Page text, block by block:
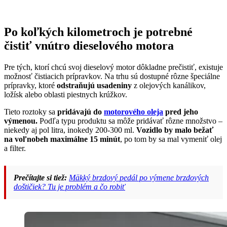
Po koľkých kilometroch je potrebné
čistiť vnútro dieselového motora
Pre tých, ktorí chcú svoj dieselový motor dôkladne prečistiť, existuje
možnosť čistiacich prípravkov. Na trhu sú dostupné rôzne špeciálne
prípravky, ktoré odstraňujú usadeniny z olejových kanálikov,
ložísk alebo oblasti piestnych krúžkov.
Tieto roztoky sa pridávajú do motorového oleja pred jeho
výmenou. Podľa typu produktu sa môže pridávať rôzne množstvo –
niekedy aj pol litra, inokedy 200-300 ml. Vozidlo by malo bežať
na voľnobeh maximálne 15 minút, po tom by sa mal vymeniť olej
a filter.
Prečítajte si tiež: Mäkký brzdový pedál po výmene brzdových
doštičiek? Tu je problém a čo robiť